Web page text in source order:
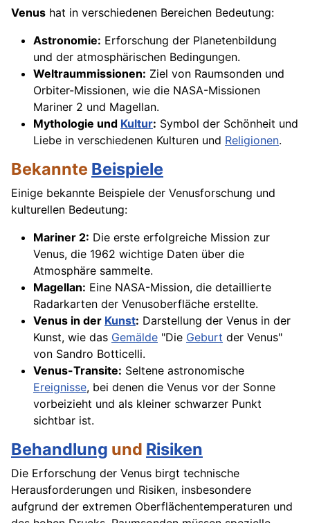
Venus hat in verschiedenen Bereichen Bedeutung:
Astronomie: Erforschung der Planetenbildung
und der atmosphärischen Bedingungen.
Weltraummissionen: Ziel von Raumsonden und
Orbiter-Missionen, wie die NASA-Missionen
Mariner 2 und Magellan.
Mythologie und Kultur: Symbol der Schönheit und
Liebe in verschiedenen Kulturen und Religionen.
Bekannte Beispiele
Einige bekannte Beispiele der Venusforschung und
kulturellen Bedeutung:
Mariner 2: Die erste erfolgreiche Mission zur
Venus, die 1962 wichtige Daten über die
Atmosphäre sammelte.
Magellan: Eine NASA-Mission, die detaillierte
Radarkarten der Venusoberfläche erstellte.
Venus in der Kunst: Darstellung der Venus in der
Kunst, wie das Gemälde "Die Geburt der Venus"
von Sandro Botticelli.
Venus-Transite: Seltene astronomische
Ereignisse, bei denen die Venus vor der Sonne
vorbeizieht und als kleiner schwarzer Punkt
sichtbar ist.
Behandlung und Risiken
Die Erforschung der Venus birgt technische
Herausforderungen und Risiken, insbesondere
aufgrund der extremen Oberflächentemperaturen und